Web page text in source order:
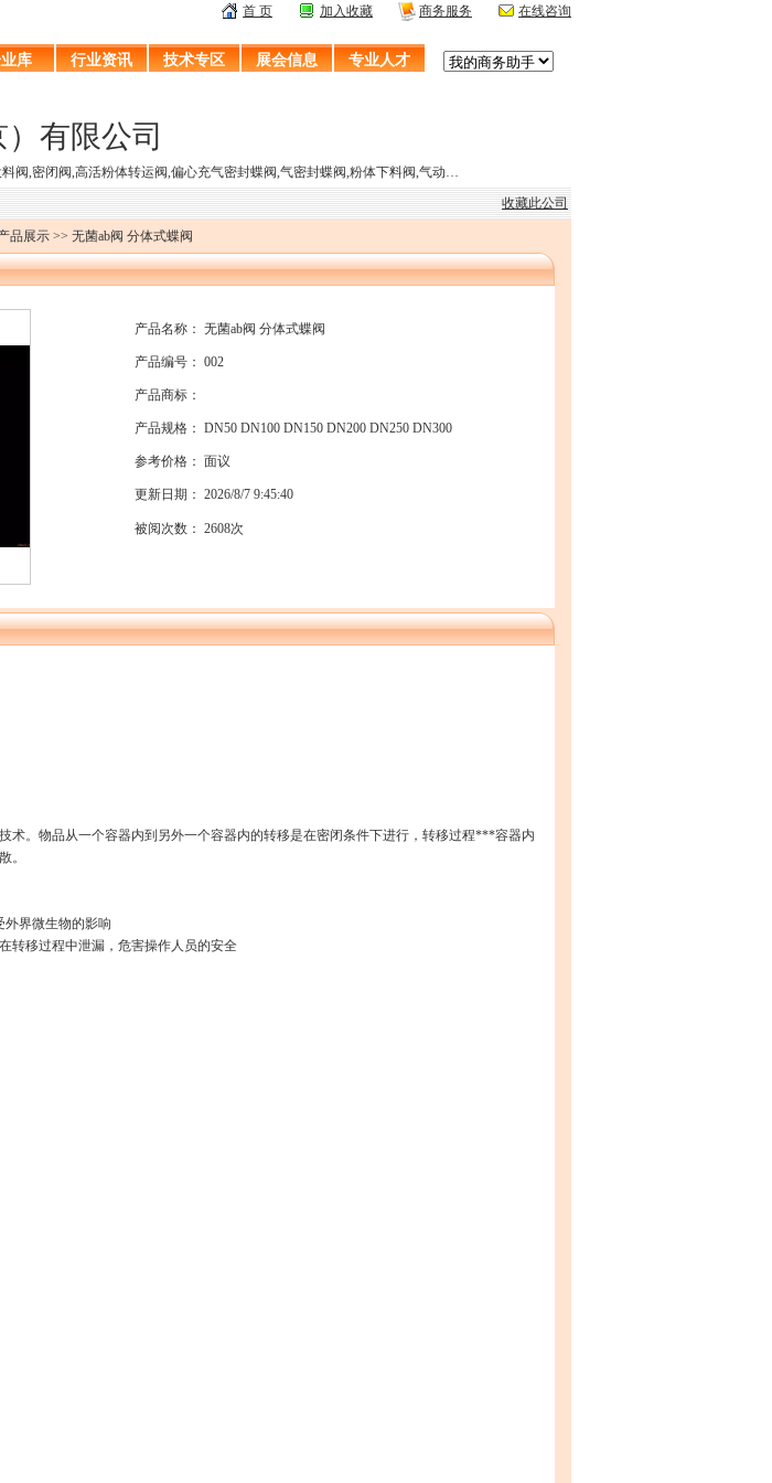
首 页 加入收藏 商务服务 在线咨询
库 行业资讯 技术专区 展会信息 专业人才
有限公司
阀,密闭阀,高活粉体转运阀,偏心充气密封蝶阀,气密封蝶阀,粉体下料阀,气动…
收藏此公司
展示 >> 无菌ab阀 分体式蝶阀
产品名称： 无菌ab阀 分体式蝶阀
产品编号： 002
产品商标：
产品规格： DN50 DN100 DN150 DN200 DN250 DN300
参考价格： 面议
更新日期： 2026/8/7 9:45:40
被阅次数： 2608次
术。物品从一个容器内到另外一个容器内的转移是在密闭条件下进行，转移过程***容器内
。
界微生物的影响
转移过程中泄漏，危害操作人员的安全